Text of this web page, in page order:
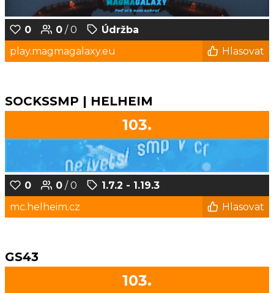
0 0 / 0
Údržba
play.magmagalaxy.eu
Hlasovat
SOCKSSMP | HELHEIM
103.
0 0 / 0
1.7.2 - 1.19.3
mc.helheim.cz
Hlasovat
GS43
103.